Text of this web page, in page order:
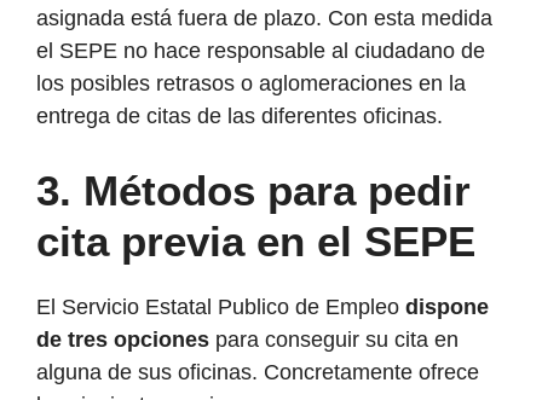
asignada está fuera de plazo. Con esta medida
el SEPE no hace responsable al ciudadano de
los posibles retrasos o aglomeraciones en la
entrega de citas de las diferentes oficinas.
3. Métodos para pedir
cita previa en el SEPE
El Servicio Estatal Publico de Empleo dispone
de tres opciones para conseguir su cita en
alguna de sus oficinas. Concretamente ofrece